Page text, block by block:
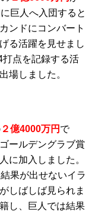
巨人へ入団すると
ンドにコンバート
る活躍を見せまし
点を記録する活
場しました。
２億4000万円 で
ールデングラブ賞
に加入しました。
果が出せないイラ
しばしば見られま
し、巨人では結果